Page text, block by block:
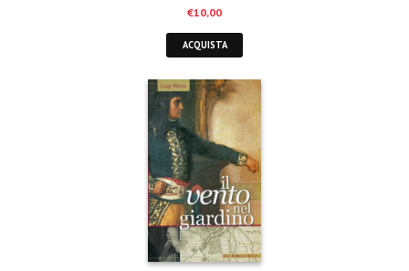
€10,00
ACQUISTA